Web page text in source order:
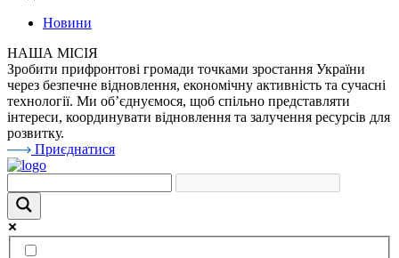
Новини
НАША МІСІЯ
Зробити прифронтові громади точками зростання України
через безпечне відновлення, економічну активність та сучасні
технології. Ми об’єднуємося, щоб спільно представляти
інтереси, координувати відновлення та залучення ресурсів для
розвитку.
Приєднатися